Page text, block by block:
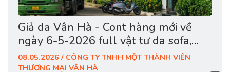
Giả da Vân Hà - Cont hàng mới về
ngày 6-5-2026 full vật tư da sofa,
giày dép, túi cặp
08.05.2026 / CÔNG TY TNHH MỘT THÀNH VIÊN
THƯƠNG MẠI VÂN HÀ